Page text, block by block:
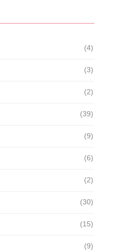
(4)
(3)
(2)
(39)
(9)
(6)
(2)
(30)
(15)
(9)